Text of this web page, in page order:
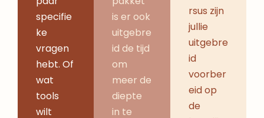
specifie
ke
vragen
hebt. Of
wat
tools
wilt
is er ook
uitgebre
id de tijd
om
meer de
diepte
in te
rsus zijn
jullie
uitgebre
id
voorber
eid op
de